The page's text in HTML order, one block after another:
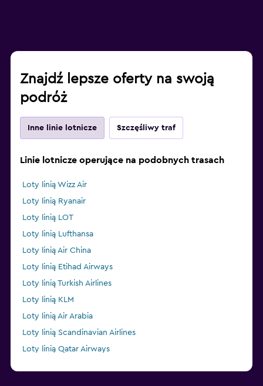
Znajdź lepsze oferty na swoją
podróż
Inne linie lotnicze Szczęśliwy traf
Linie lotnicze operujące na podobnych trasach
Loty linią Wizz Air
Loty linią Ryanair
Loty linią LOT
Loty linią Lufthansa
Loty linią Air China
Loty linią Etihad Airways
Loty linią Turkish Airlines
Loty linią KLM
Loty linią Air Arabia
Loty linią Scandinavian Airlines
Loty linią Qatar Airways